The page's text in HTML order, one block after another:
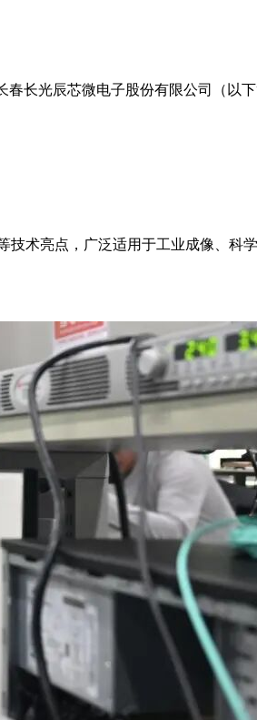
长光辰芯微电子股份有限公司（以
技术亮点，广泛适用于工业成像、科